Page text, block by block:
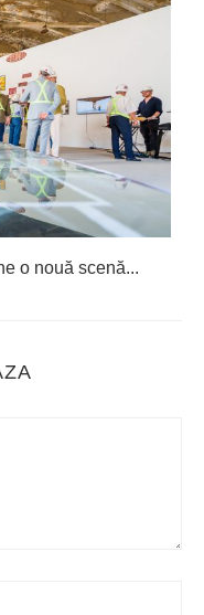
o nouă scenă...